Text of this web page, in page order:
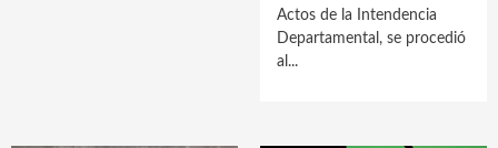
Actos de la Intendencia
Departamental, se procedió
al...